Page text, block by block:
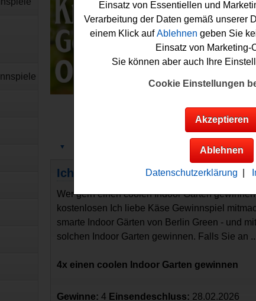
Gewinnspiele sortieren
▼
Gewinnanzahl ▲ ▼
Ich liebe Käse Gewinnspiel -
Wer gern einen coolen Indoor Garten
kostenlosen Ich liebe Käse Gewinnspiel
smarte Indoor Gärten von Berlin Green - und
solchen Indoor Garten gewinnen. Falls Sie an
4x einen coolen Indoor Garten gewinnen
Gewinne: 4 Einsendeschluss: 28.02.2026
Einsatz von Essentiellen und
Verarbeitung der Daten gemäß unserer
einem Klick aufAblehnen geben Sie
Einsatz von Marketing-
Sie können aber auch Ihre
Cookie Einstellungen
Akzeptieren
Ablehnen
Datenschutzerklärung